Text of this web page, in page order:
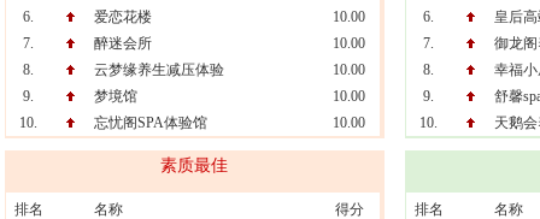
6.
爱恋花楼
10.00
7.
醉迷会所
10.00
8.
云梦缘养生减压体验
10.00
9.
梦境馆
10.00
10.
忘忧阁SPA体验馆 10.00
6.
皇后
7.
御龙
8.
幸福
9.
舒馨
10.
天鹅
素质最佳
排名 名称
得分
排名
名称